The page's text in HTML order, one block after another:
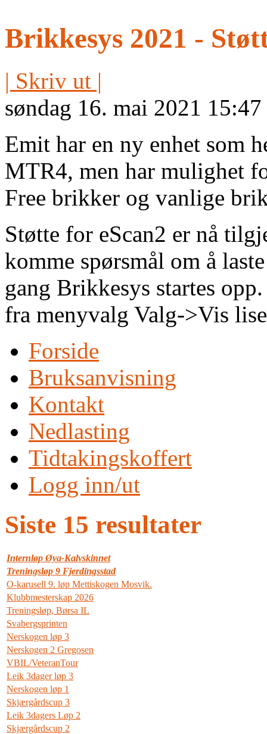
Brikkesys 2021 -
| Skriv ut |
søndag 16. mai 2021 15:47
Emit har en ny enhet som
MTR4, men har mulighet
Free brikker og vanlige
Støtte for eScan2 er nå
komme spørsmål om å
gang Brikkesys startes
fra menyvalg Valg->Vis
Forside
Bruksanvisning
Kontakt
Nedlasting
Tidtakingskoffert
Logg inn/ut
Siste 15 resultater
Internløp Øya-Kalvskinnet
Treningsløp 9 Fjerdingsstad
O-karusell 9. løp Mettiskogen Mosvik.
Klubbmesterskap 2026
Treningsløp, Børsa IL
Svabergsprinten
Nerskogen løp 3
Nerskogen 2 Gregosen
VBIL/VeteranTour
Leik 3dager løp 3
Nerskogen løp 1
Skjærgårdscup 3
Leik 3dagers Løp 2
Skjærgårdscup 2